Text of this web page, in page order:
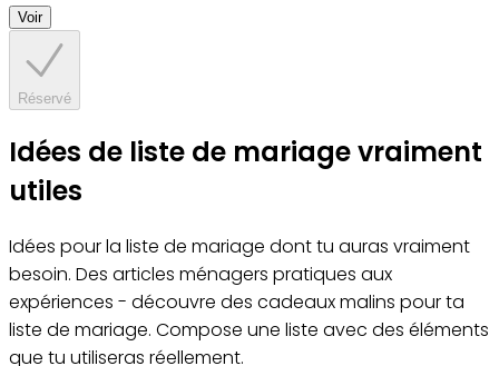
Voir
Réservé
Idées de liste de mariage vraiment
utiles
Idées pour la liste de mariage dont tu auras vraiment
besoin. Des articles ménagers pratiques aux
expériences - découvre des cadeaux malins pour ta
liste de mariage. Compose une liste avec des éléments
que tu utiliseras réellement.